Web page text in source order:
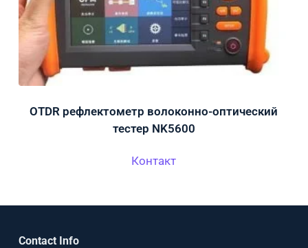
OTDR рефлектометр волоконно-оптический
тестер NK5600
Контакт
Contact Info